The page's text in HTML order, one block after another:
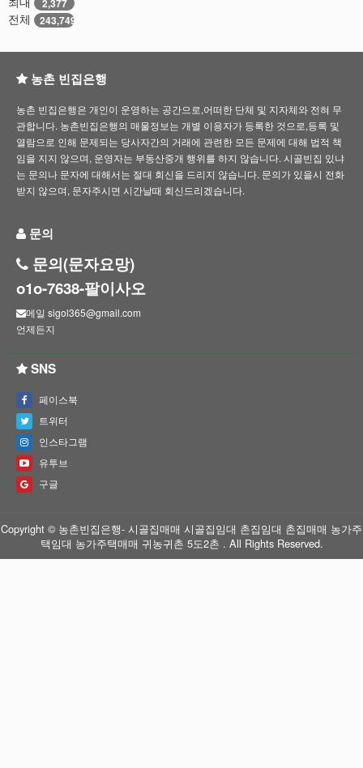
2,377
전체 243,749
농촌 빈집은행
농촌 빈집은행은 개인이 운영하는 공간으로,어떠한 단체 및 지자체와 전혀 무
관합니다. 농촌빈집은행의 매물정보는 개별 이용자가 등록한 것으로,등록 및
열람으로 인해 문제되는 당사자간의 거래에 관련한 모든 문제에 대해 법적 책
임을 지지 않으며, 운영자는 부동산중개 행위를 하지 않습니다. 시골빈집 있냐
는 문의나 문자에 대해서는 절대 회신을 드리지 않습니다. 문의가 있을시 전화
받지 않으며, 문자주시면 시간날때 회신드리겠습니다.
문의
문의(문자요망)
o1o-7638-팔이사오
메일 sigol365@gmail.com
언제든지
SNS
페이스북
트위터
인스타그램
유투브
구글
Copyright © 농촌빈집은행- 시골집매매 시골집임대 촌집임대 촌집매매 농가주
택임대 농가주택매매 귀농귀촌 5도2촌 . All Rights Reserved.